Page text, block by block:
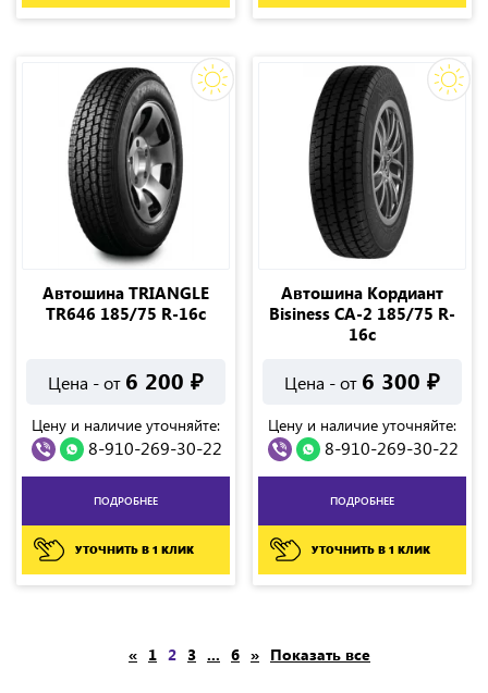
Автошина TRIANGLE
TR646 185/75 R-16c
Цена - от 6 200 ₽
Цену и наличие уточняйте:
8-910-269-30-22
ПОДРОБНЕЕ
УТОЧНИТЬ В 1 КЛИК
Автошина Кордиант
Bisiness СА-2 185/75 R-
16c
Цена - от 6 300 ₽
Цену и наличие уточняйте:
8-910-269-30-22
ПОДРОБНЕЕ
УТОЧНИТЬ В 1 КЛИК
« 1 2 3 ... 6 » Показать все